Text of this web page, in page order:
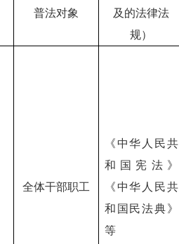
普法对象
及的法律法
规）
全体干部职工
《中华人民共
和国宪法》
《中华人民共
和国民法典》
等